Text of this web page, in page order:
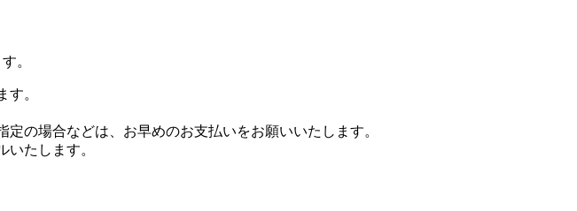
。
。
の場合などは、お早めのお支払いをお願いいたします。
たします。